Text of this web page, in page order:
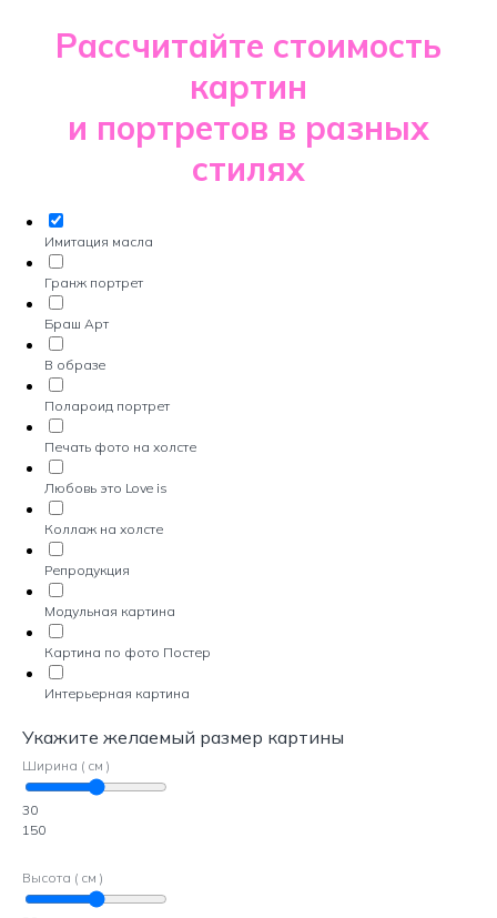
Рассчитайте стоимость
картин
и портретов в разных
стилях
Имитация масла
Гранж портрет
Браш Арт
В образе
Полароид портрет
Печать фото на холсте
Любовь это Love is
Коллаж на холсте
Репродукция
Модульная картина
Картина по фото Постер
Интерьерная картина
Укажите желаемый размер картины
Ширина ( см )
30
150
Высота ( см )